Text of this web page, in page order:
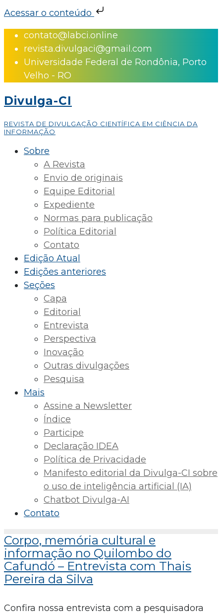
Acessar o conteúdo
Skip
content
contato@labci.online
revista.divulgaci@gmail.com
Universidade Federal de Rondônia, Porto
Velho - RO
Divulga-CI
REVISTA DE DIVULGAÇÃO CIENTÍFICA EM CIÊNCIA DA
INFORMAÇÃO
Sobre
A Revista
Envio de originais
Equipe Editorial
Expediente
Normas para publicação
Política Editorial
Contato
Edição Atual
Edições anteriores
Seções
Capa
Editorial
Entrevista
Perspectiva
Inovação
Outras divulgações
Pesquisa
Mais
Assine a Newsletter
Índice
Participe
Declaração IDEA
Política de Privacidade
Manifesto editorial da Divulga-CI sobre
o uso de inteligência artificial (IA)
Chatbot Divulga-AI
Contato
Corpo, memória cultural e
informação no Quilombo do
Cafundó – Entrevista com Thais
Pereira da Silva
Confira nossa entrevista com a pesquisadora